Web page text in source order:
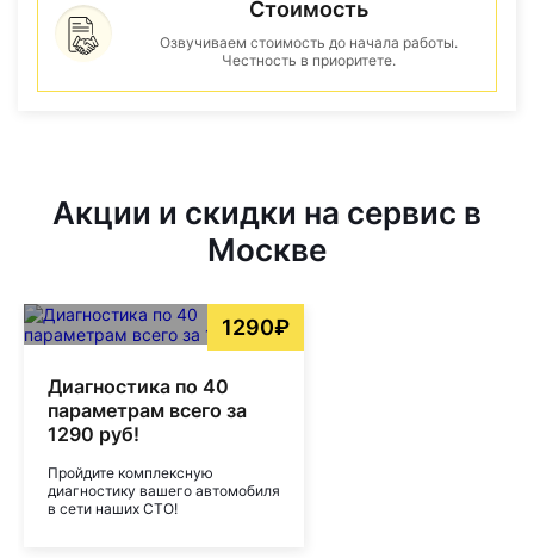
Стоимость
Озвучиваем стоимость до начала работы.
Честность в приоритете.
Акции и скидки на сервис в
Москве
1290₽
Диагностика по 40
параметрам всего за
1290 руб!
Пройдите комплексную
диагностику вашего автомобиля
в сети наших СТО!